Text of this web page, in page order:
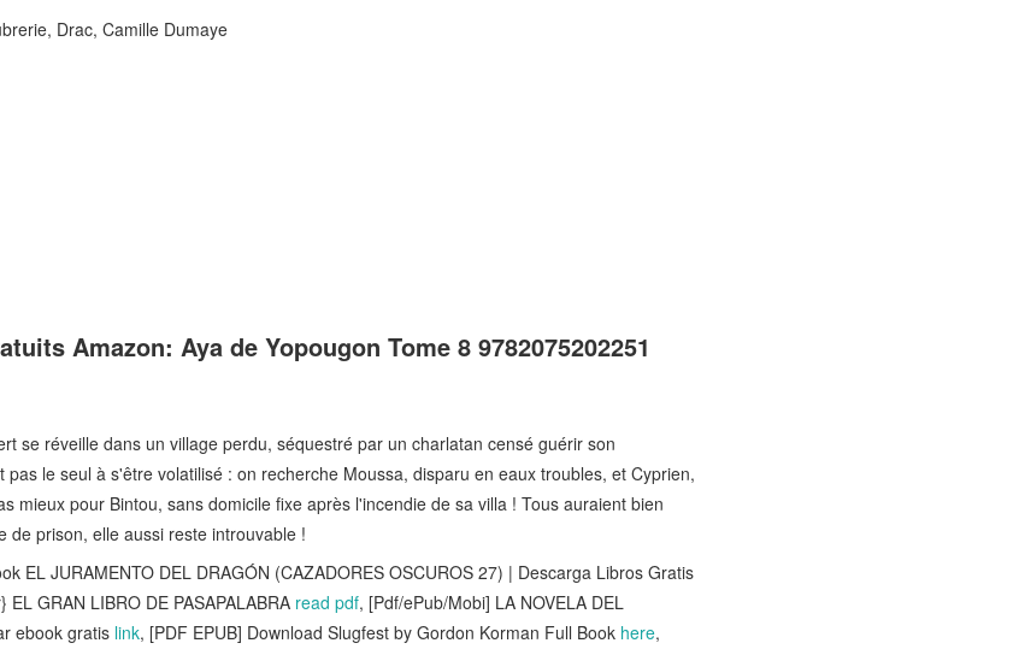
Drac, Camille Dumaye
Amazon: Aya de Yopougon Tome 8 9782075202251
se réveille dans un village perdu, séquestré par un charlatan censé guérir son
pas le seul à s'être volatilisé : on recherche Moussa, disparu en eaux troubles, et Cyprien,
mieux pour Bintou, sans domicile fixe après l'incendie de sa villa ! Tous auraient bien
de prison, elle aussi reste introuvable !
EL JURAMENTO DEL DRAGÓN (CAZADORES OSCUROS 27) | Descarga Libros Gratis
EL GRAN LIBRO DE PASAPALABRA read pdf, [Pdf/ePub/Mobi] LA NOVELA DEL
ebook gratis link, [PDF EPUB] Download Slugfest by Gordon Korman Full Book here,